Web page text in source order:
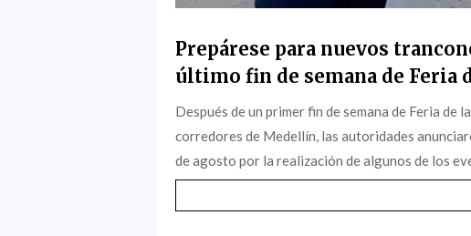
Prepárese para nuevos
último fin de semana de Feria
Después de un primer fin de semana de Feria
corredores de Medellín, las autoridades
de agosto por la realización de algunos de los